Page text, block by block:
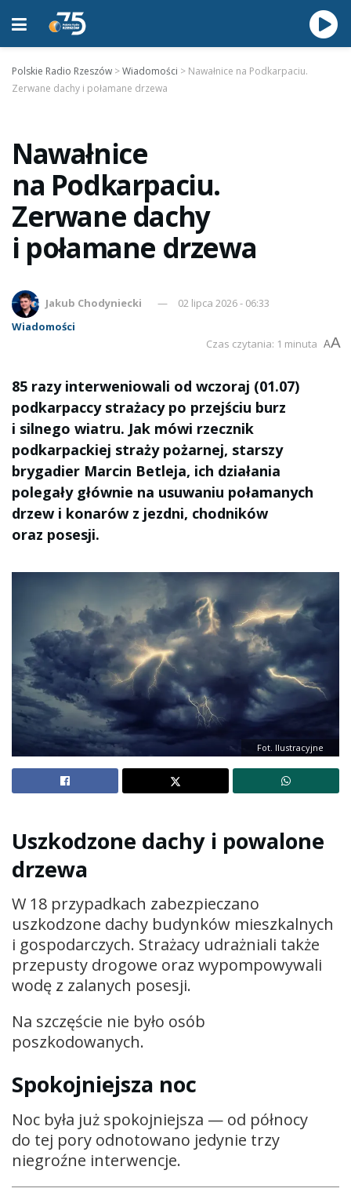
Polskie Radio Rzeszów >Wiadomości > Nawałnice na Podkarpaciu.
Zerwane dachy i połamane drzewa
Nawałnice
na Podkarpaciu.
Zerwane dachy
i połamane drzewa
Jakub Chodyniecki
02 lipca 2026 - 06:33
Wiadomości
Czas czytania: 1 minuta AA
85 razy interweniowali od wczoraj (01.07)
podkarpaccy strażacy po przejściu burz
i silnego wiatru. Jak mówi rzecznik
podkarpackiej straży pożarnej, starszy
brygadier Marcin Betleja, ich działania
polegały głównie na usuwaniu połamanych
drzew i konarów z jezdni, chodników
oraz posesji.
Fot. Ilustracyjne
Uszkodzone dachy i powalone
drzewa
W 18 przypadkach zabezpieczano
uszkodzone dachy budynków mieszkalnych
i gospodarczych. Strażacy udrażniali także
przepusty drogowe oraz wypompowywali
wodę z zalanych posesji.
Na szczęście nie było osób
poszkodowanych.
Spokojniejsza noc
Noc była już spokojniejsza — od północy
do tej pory odnotowano jedynie trzy
niegroźne interwencje.